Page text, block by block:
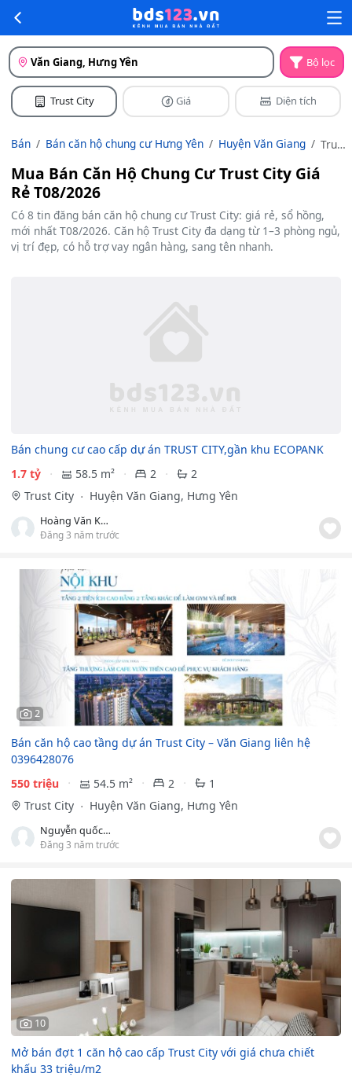
Văn Giang, Hưng Yên Bộ lọc
Trust City Giá Diện tích
Bán Bán căn hộ chung cư Hưng Yên Huyện Văn Giang
Trust
Mua Bán Căn Hộ Chung Cư Trust City Giá
Rẻ T08/2026
Có 8 tin đăng bán căn hộ chung cư Trust City: giá rẻ, sổ hồng,
mới nhất T08/2026. Căn hộ Trust City đa dạng từ 1–3 phòng ngủ,
vị trí đẹp, có hỗ trợ vay ngân hàng, sang tên nhanh.
Bán chung cư cao cấp dự án TRUST CITY,gần khu ECOPANK
1.7 tỷ
58.5 m² 2
2
Trust City
Huyện Văn Giang, Hưng Yên
Hoàng Văn Khôi
Đăng 3 năm trước
2
Bán căn hộ cao tầng dự án Trust City – Văn Giang liên hệ
0396428076
550 triệu
54.5 m² 2
1
Trust City
Huyện Văn Giang, Hưng Yên
Nguyễn quốc việt
Đăng 3 năm trước
10
Mở bán đợt 1 căn hộ cao cấp Trust City với giá chưa chiết
khấu 33 triệu/m2